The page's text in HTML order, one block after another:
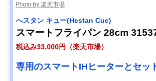
Photo by 楽天市場
へスタン キュー(Hestan Cue)
スマートフライパン 28cm
税込み33,000円（楽天市場）
専用のスマートIHヒーターとセッ